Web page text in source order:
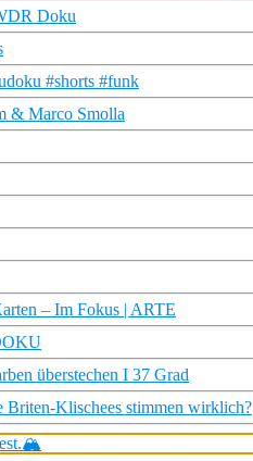
Doku
#shorts #funk
& Marco Smolla
– Im Fokus | ARTE
überstechen I 37 Grad
Briten-Klischees stimmen wirklich?